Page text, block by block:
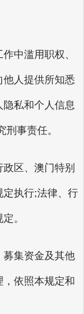
中滥用职权、
人提供所知悉
私和个人信息
事责任。
区、澳门特别
定执行;法律、行
。
集资金及其他
依照本规定和